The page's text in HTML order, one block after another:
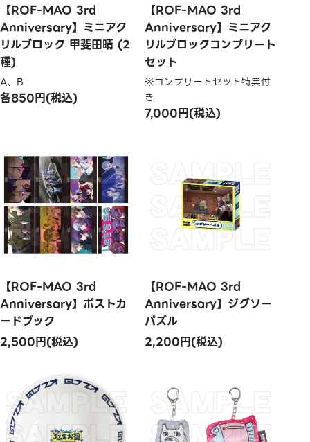
【ROF-MAO 3rd
Anniversary】ミニアク
リルブロック 甲斐田晴 (2
種)
A、B
各850円(税込)
【ROF-MAO 3rd
Anniversary】ミニアク
リルブロックコンプリート
セット
※コンプリートセット特典付
き
7,000円(税込)
【ROF-MAO 3rd
Anniversary】ポストカ
ードブック
2,500円(税込)
【ROF-MAO 3rd
Anniversary】ジグソー
パズル
2,200円(税込)